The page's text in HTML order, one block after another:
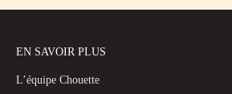
EN SAVOIR PLUS
L’équipe Chouette